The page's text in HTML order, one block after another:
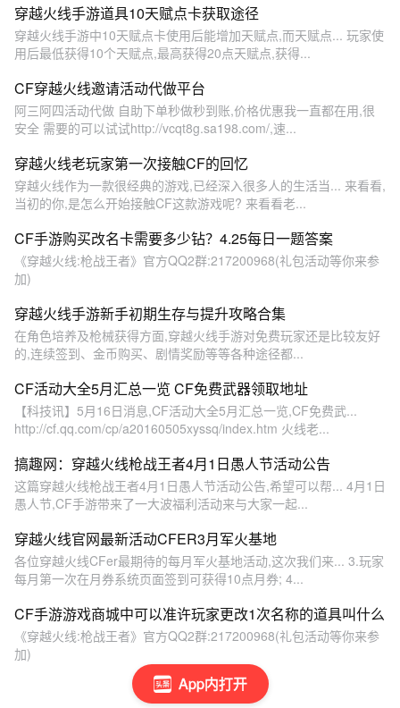
App内打开
穿越火线手游道具10天赋点卡获取途径
穿越火线手游中10天赋点卡使用后能增加天赋点,而天赋点... 玩家使
用后最低获得10个天赋点,最高获得20点天赋点,获得...
CF穿越火线邀请活动代做平台
阿三阿四活动代做 自助下单秒做秒到账,价格优惠我一直都在用,很
安全 需要的可以试试http://vcqt8g.sa198.com/,速...
穿越火线老玩家第一次接触CF的回忆
穿越火线作为一款很经典的游戏,已经深入很多人的生活当... 来看看,
当初的你,是怎么开始接触CF这款游戏呢? 来看看老...
CF手游购买改名卡需要多少钻？4.25每日一题答案
《穿越火线:枪战王者》官方QQ2群:217200968(礼包活动等你来参
加)
穿越火线手游新手初期生存与提升攻略合集
在角色培养及枪械获得方面,穿越火线手游对免费玩家还是比较友好
的,连续签到、金币购买、剧情奖励等等各种途径都...
CF活动大全5月汇总一览 CF免费武器领取地址
【科技讯】5月16日消息,CF活动大全5月汇总一览,CF免费武...
http://cf.qq.com/cp/a20160505xyssq/index.htm 火线老...
搞趣网：穿越火线枪战王者4月1日愚人节活动公告
这篇穿越火线枪战王者4月1日愚人节活动公告,希望可以帮... 4月1日
愚人节,CF手游带来了一大波福利活动来与大家一起...
穿越火线官网最新活动CFER3月军火基地
各位穿越火线CFer最期待的每月军火基地活动,这次我们来... 3.玩家
每月第一次在月券系统页面签到可获得10点月券; 4...
CF手游游戏商城中可以准许玩家更改1次名称的道具叫什么
《穿越火线:枪战王者》官方QQ2群:217200968(礼包活动等你来参
加)